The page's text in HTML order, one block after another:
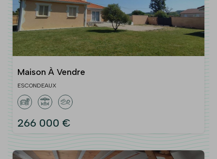
Maison À Vendre
ESCONDEAUX
266 000 €